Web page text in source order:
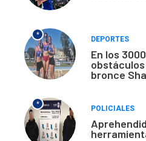
*
DEPORTES
En los
bronce
*
POLICIALES